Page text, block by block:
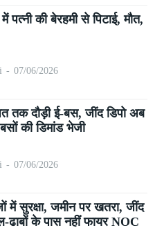
की बेरहमी से पिटाई, मौत,
- 07/06/2026
तक दौड़ी ई-बस, जींद डिपो अब
की डिमांड भेजी
- 07/06/2026
में सुरक्षा, जमीन पर खतरा, जींद
ढाबों के पास नहीं फायर NOC